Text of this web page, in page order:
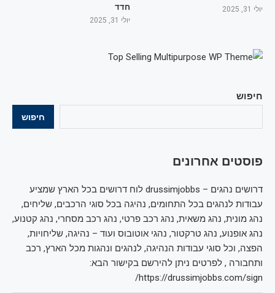
חיפוש
חיפוש
פוסטים אחרונים
דרושים נהגים – drussimjobbs לוח דרושים בכל הארץ שמציע
עבודות לנהגים בכל התחומים, נהיגה בכל סוגי הרכבים, שליחים,
נהג מונית, נהג משאית, נהג רכב פרטי, נהג רכב מסחרי, נהג קטנוע,
נהג אופנוע, נהג טרקטור, נהגי אוטובוס ועוד – נהיגה, שליחויות,
הפצה, וכל סוגי עבודות הנהיגה, לנהגים ונהגות מכל הארץ, רכב
ותחבורה , לפרטים ניתן להירשם בקישור הבא:
https://drussimjobbs.com/sign/
יולי 31, 2025
חדד
יולי 31, 2025